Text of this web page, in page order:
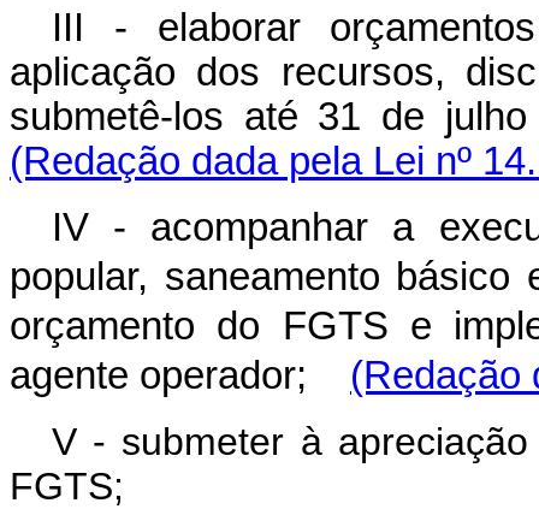
III - elaborar
aplicação dos recursos,
submetê-los até 31 de
(Redação dada pela Lei nº
IV - acompanhar a
popular, saneamento
orçamento do FGTS e
agente operador; (Redação
V - submeter à
FGTS;